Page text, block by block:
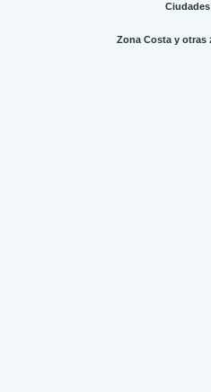
Zona Costa y otras